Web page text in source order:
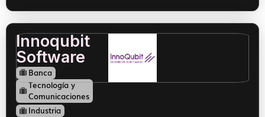
Innoqubit
Software
Banca
Tecnología y
Comunicaciones
Industria